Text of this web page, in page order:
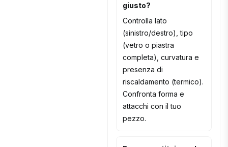
giusto?
Controlla lato
(sinistro/destro), tipo
(vetro o piastra
completa), curvatura e
presenza di
riscaldamento (termico).
Confronta forma e
attacchi con il tuo
pezzo.